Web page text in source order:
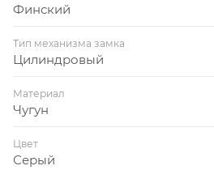
Финский
Тип механизма замка
Цилиндровый
Материал
Чугун
Цвет
Серый